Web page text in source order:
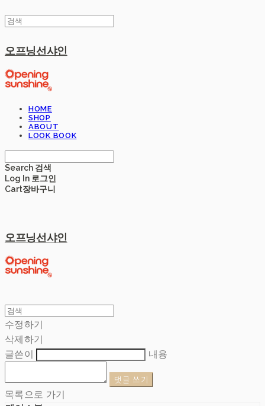
오프닝선샤인
HOME
SHOP
ABOUT
LOOK BOOK
Search 검색
Log In 로그인
Cart장바구니
오프닝선샤인
수정하기
삭제하기
글쓴이
내용
댓글 쓰기
목록으로 가기